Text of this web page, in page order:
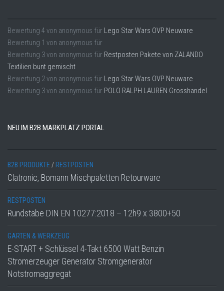
Bewertung 4 von anonymous für Lego Star Wars OVP Neuware
Bewertung 1 von anonymous für
Bewertung 3von anonymous für Restposten Pakete von ZALANDO
Textilien bunt gemischt
Bewertung 2von anonymous für Lego Star Wars OVP Neuware
Bewertung 3von anonymous für POLO RALPH LAUREN Grosshandel
NEU IM B2B MARKPLATZ PORTAL
B2B PRODUKTE / RESTPOSTEN
Clatronic, Bomann Mischpaletten Retourware
RESTPOSTEN
Rundstäbe DIN EN 10277:2018 – 12h9 x 3800+50
GARTEN & WERKZEUG
E-START + Schlüssel 4-Takt 6500 Watt Benzin
Stromerzeuger Generator Stromgenerator
Notstromaggregat